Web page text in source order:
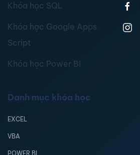
Khóa học SQL
Khóa học Google Apps
Script
Khóa học Power BI
Danh mục khóa học
EXCEL
VBA
POWER BI